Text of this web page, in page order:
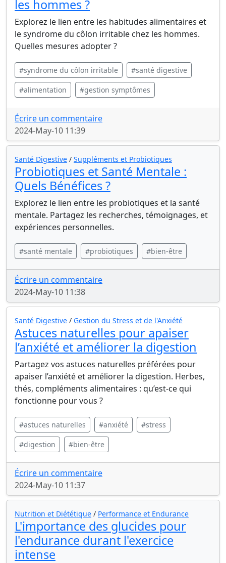
les hommes ?
Explorez le lien entre les habitudes alimentaires et
le syndrome du côlon irritable chez les hommes.
Quelles mesures adopter ?
#syndrome du côlon irritable #santé digestive
#alimentation #gestion symptômes
Écrire un commentaire
2024-May-10 11:39
Santé Digestive / Suppléments et Probiotiques
Probiotiques et Santé Mentale :
Quels Bénéfices ?
Explorez le lien entre les probiotiques et la santé
mentale. Partagez les recherches, témoignages, et
expériences personnelles.
#santé mentale #probiotiques #bien-être
Écrire un commentaire
2024-May-10 11:38
Santé Digestive / Gestion du Stress et de l'Anxiété
Astuces naturelles pour apaiser
l’anxiété et améliorer la digestion
Partagez vos astuces naturelles préférées pour
apaiser l’anxiété et améliorer la digestion. Herbes,
thés, compléments alimentaires : qu’est-ce qui
fonctionne pour vous ?
#astuces naturelles #anxiété #stress
#digestion #bien-être
Écrire un commentaire
2024-May-10 11:37
Nutrition et Diététique / Performance et Endurance
L'importance des glucides pour
l'endurance durant l'exercice
intense